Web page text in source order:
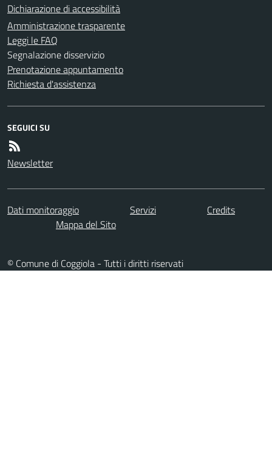
Dichiarazione di accessibilità
Amministrazione trasparente
Leggi le FAQ
Segnalazione disservizio
Prenotazione appuntamento
Richiesta d'assistenza
SEGUICI SU
Newsletter
Dati monitoraggio Servizi
Credits
Mappa del Sito
© Comune di Coggiola - Tutti i diritti riservati